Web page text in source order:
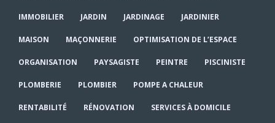
IMMOBILIER JARDIN JARDINAGE JARDINIER
MAISON MAÇONNERIE OPTIMISATION DE L’ESPACE
ORGANISATION PAYSAGISTE PEINTRE PISCINISTE
PLOMBERIE PLOMBIER POMPE A CHALEUR
RENTABILITÉ RÉNOVATION SERVICES À DOMICILE